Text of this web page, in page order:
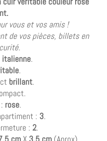
vous et vos amis !
de vos pièces, billets en
italienne.
.
brillant.
rose.
: 3.
: 2.